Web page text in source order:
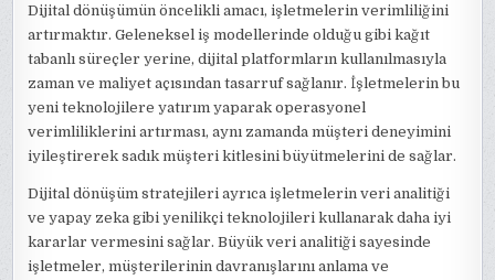
Dijital dönüşümün öncelikli amacı, işletmelerin verimliliğini
artırmaktır. Geleneksel iş modellerinde olduğu gibi kağıt
tabanlı süreçler yerine, dijital platformların kullanılmasıyla
zaman ve maliyet açısından tasarruf sağlanır. İşletmelerin bu
yeni teknolojilere yatırım yaparak operasyonel
verimliliklerini artırması, aynı zamanda müşteri deneyimini
iyileştirerek sadık müşteri kitlesini büyütmelerini de sağlar.
Dijital dönüşüm stratejileri ayrıca işletmelerin veri analitiği
ve yapay zeka gibi yenilikçi teknolojileri kullanarak daha iyi
kararlar vermesini sağlar. Büyük veri analitiği sayesinde
işletmeler, müşterilerinin davranışlarını anlama ve